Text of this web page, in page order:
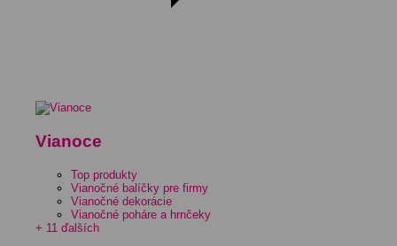
Vianoce
Top produkty
Vianočné balíčky pre firmy
Vianočné dekorácie
Vianočné poháre a hrnčeky
+ 11 ďalších